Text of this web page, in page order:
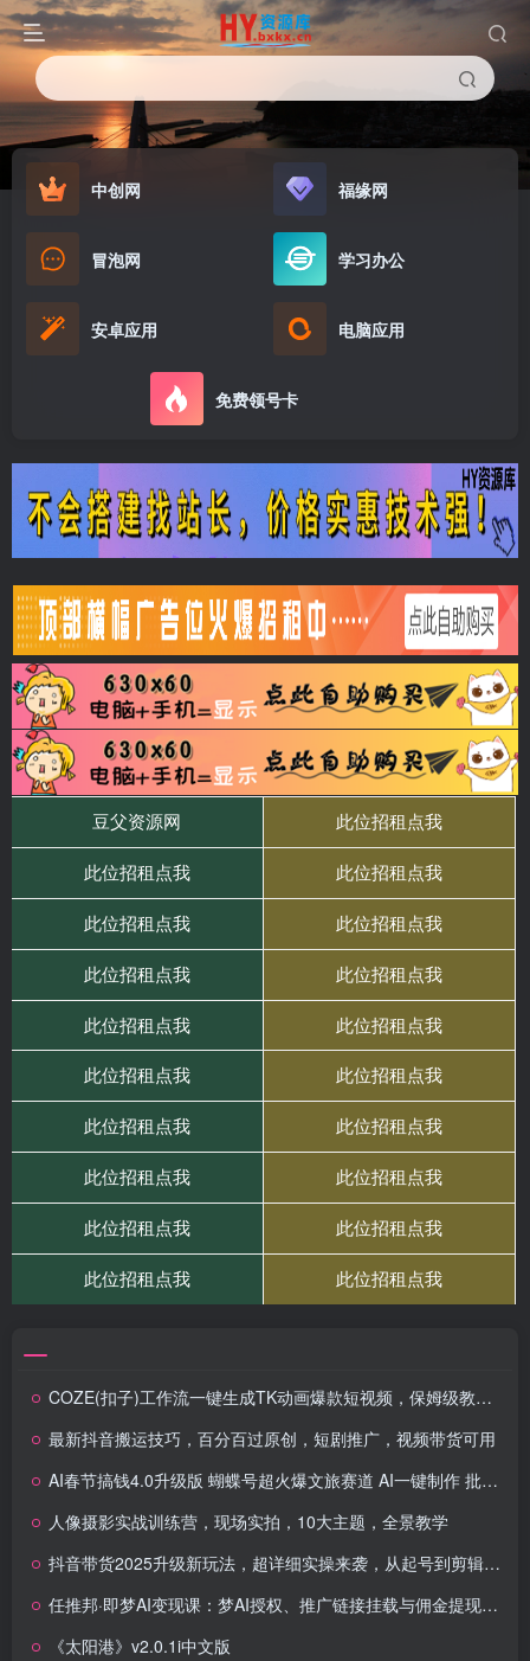
中创网 福缘网
冒泡网 学习办公
安卓应用 电脑应用
免费领号卡
COZE(扣子)工作流一键生成TK动画爆款短视频，保姆级教程，零基础快速入门
最新抖音搬运技巧，百分百过原创，短剧推广，视频带货可用
AI春节搞钱4.0升级版 蝴蝶号超火爆文旅赛道 AI一键制作 批量出内容 春节做轻松…
人像摄影实战训练营，现场实拍，10大主题，全景教学
抖音带货2025升级新玩法，超详细实操来袭，从起号到剪辑，再到选品，配…
任推邦·即梦AI变现课：梦AI授权、推广链接挂载与佣金提现闭环
《太阳港》v2.0.1i中文版